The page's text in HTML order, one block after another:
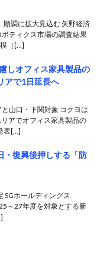
調に拡大見込む 矢野経済
ティクス市場の調査結果
（[…]
しオフィス家具製品の
アで1日延長へ
山口・下関対象 コクヨは
アでオフィス家具製品の
表[…]
・復興後押しする「防
SGホールディングス
～27年度を対象とする新